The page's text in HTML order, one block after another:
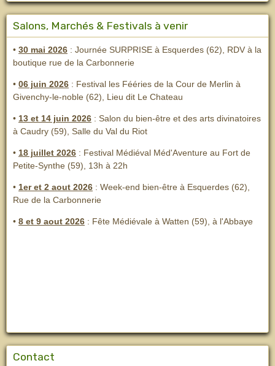
Salons, Marchés & Festivals à venir
• 30 mai 2026 : Journée SURPRISE à Esquerdes (62), RDV à la
boutique rue de la Carbonnerie
• 06 juin 2026 : Festival les Fééries de la Cour de Merlin à
Givenchy-le-noble (62), Lieu dit Le Chateau
• 13 et 14 juin 2026 : Salon du bien-être et des arts divinatoires
à Caudry (59), Salle du Val du Riot
• 18 juillet 2026 : Festival Médiéval Méd'Aventure au Fort de
Petite-Synthe (59), 13h à 22h
• 1er et 2 aout 2026 : Week-end bien-être à Esquerdes (62),
Rue de la Carbonnerie
• 8 et 9 aout 2026 : Fête Médiévale à Watten (59), à l'Abbaye
Contact